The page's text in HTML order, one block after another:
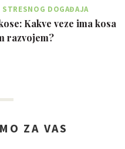
DOGAĐAJA
Kakve veze ima kosa
razvojem?